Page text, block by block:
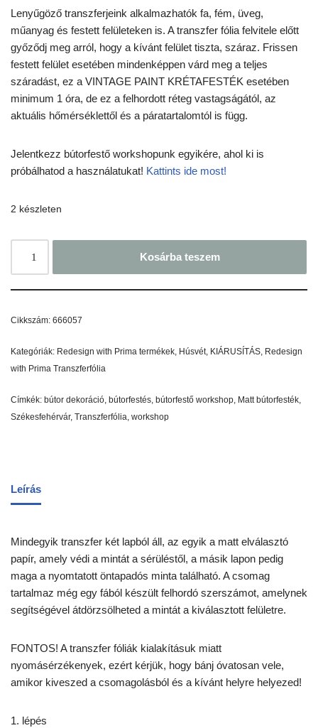
Lenyűgöző transzferjeink alkalmazhatók fa, fém, üveg,
műanyag és festett felületeken is. A transzfer fólia felvitele előtt
győződj meg arról, hogy a kívánt felület tiszta, száraz. Frissen
festett felület esetében mindenképpen várd meg a teljes
száradást, ez a VINTAGE PAINT KRÉTAFESTÉK esetében
minimum 1 óra, de ez a felhordott réteg vastagságától, az
aktuális hőmérséklettől és a páratartalomtól is függ.
Jelentkezz bútorfestő workshopunk egyikére, ahol ki is
próbálhatod a használatukat! Kattints ide most!
2 készleten
Kosárba teszem
Cikkszám: 666057
Kategóriák: Redesign with Prima termékek, Húsvét, KIÁRUSÍTÁS, Redesign
with Prima Transzferfólia
Címkék: bútor dekoráció, bútorfestés, bútorfestő workshop, Matt bútorfesték,
Székesfehérvár, Transzferfólia, workshop
Leírás
Mindegyik transzfer két lapból áll, az egyik a matt elválasztó
papír, amely védi a mintát a sérüléstől, a másik lapon pedig
maga a nyomtatott öntapadós minta található. A csomag
tartalmaz még egy fából készült felhordó szerszámot, amelynek
segítségével átdörzsölheted a mintát a kiválasztott felületre.
FONTOS! A transzfer fóliák kialakításuk miatt
nyomásérzékenyek, ezért kérjük, hogy bánj óvatosan vele,
amikor kiveszed a csomagolásból és a kívánt helyre helyezed!
1. lépés